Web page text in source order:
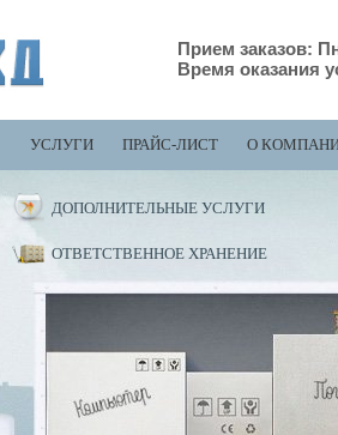
Прием заказов:
Время оказания
УСЛУГИ ПРАЙС-ЛИСТ О
ДОПОЛНИТЕЛЬНЫЕ УСЛУГИ
ОТВЕТСТВЕННОЕ ХРАНЕНИЕ